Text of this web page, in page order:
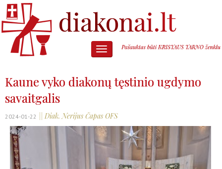
Kaune vyko diakonų tęstinio ugdymo
savaitgalis
2024-01-22 || Diak. Nerijus Čapas OFS